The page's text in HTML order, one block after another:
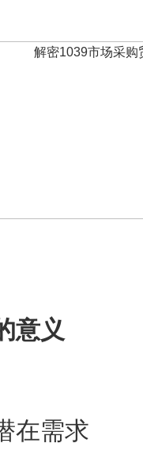
意义
在需求